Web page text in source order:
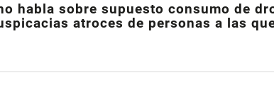
habla sobre supuesto consumo de
atroces de personas a las